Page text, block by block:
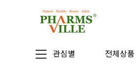
관심별 전체상품